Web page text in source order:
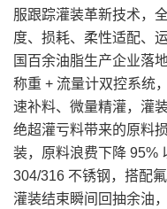
服跟踪灌装革新技术，
度、损耗、柔性适配、
国百余油脂生产企业落
称重 + 流量计双控系统
速补料、微量精灌，灌
绝超灌亏料带来的原料
装，原料浪费下降 95%
304/316 不锈钢，搭配
灌装结束瞬间回抽余油